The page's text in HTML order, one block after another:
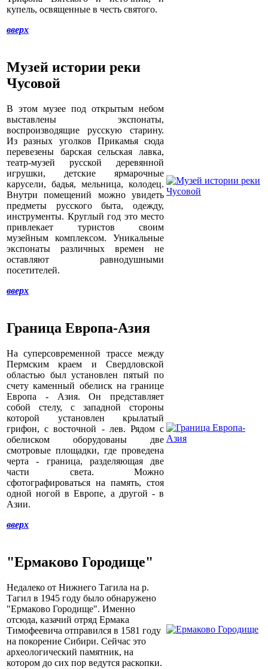
купель, освященные в честь святого.
вверх
Музей истории реки
Чусовой
В этом музее под открытым небом
выставлены экспонаты,
воспроизводящие русскую старину.
Из разных уголков Прикамья сюда
перевезены барская сельская лавка,
театр-музей русской деревянной
игрушки, детские ярмарочные
карусели, бадья, мельница, колодец.
Внутри помещений можно увидеть
предметы русского быта, одежду,
инструменты. Круглый год это место
привлекает туристов своим
музейным комплексом. Уникальные
экспонаты различных времен не
оставляют равнодушными
посетителей.
вверх
Граница Европа-Азия
На суперсовременной трассе между
Пермским краем и Свердловской
областью был установлен пятый по
счету каменный обелиск на границе
Европа - Азия. Он представляет
собой стелу, с западной стороны
которой установлен крылатый
грифон, с восточной - лев. Рядом с
обелиском оборудованы две
смотровые площадки, где проведена
черта - граница, разделяющая две
части света. Можно
сфотографироваться на память, стоя
одной ногой в Европе, а другой - в
Азии.
вверх
"Ермаково Городище"
Недалеко от Нижнего Тагила на р.
Тагил в 1945 году было обнаружено
"Ермаково Городище". Именно
отсюда, казачий отряд Ермака
Тимофеевича отправился в 1581 году
на покорение Сибири. Сейчас это
археологический памятник, на
котором до сих пор ведутся раскопки.